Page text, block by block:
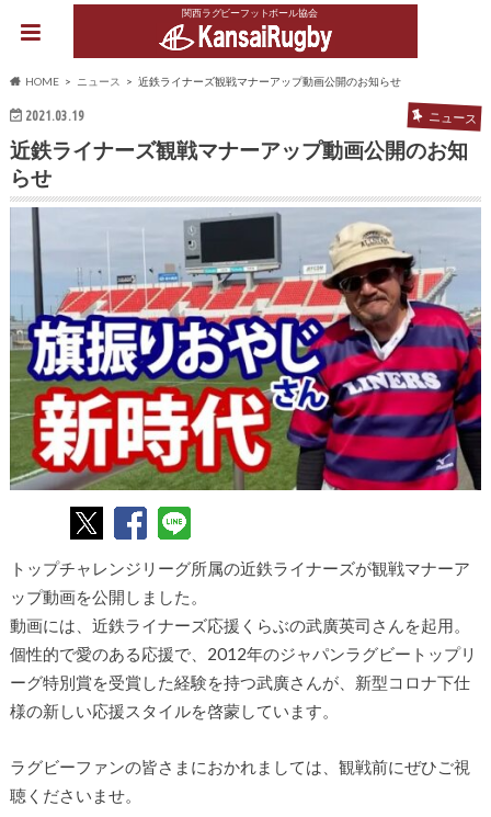
関西ラグビーフットボール協会
HOME ニュース 近鉄ライナーズ観戦マナーアップ動画公開のお知らせ
2021.03.19 ニュース
近鉄ライナーズ観戦マナーアップ動画公開のお知
らせ
トップチャレンジリーグ所属の近鉄ライナーズが観戦マナーア
ップ動画を公開しました。
動画には、近鉄ライナーズ応援くらぶの武廣英司さんを起用。
個性的で愛のある応援で、2012年のジャパンラグビートップリ
ーグ特別賞を受賞した経験を持つ武廣さんが、新型コロナ下仕
様の新しい応援スタイルを啓蒙しています。
ラグビーファンの皆さまにおかれましては、観戦前にぜひご視
聴くださいませ。